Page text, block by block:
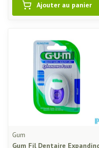
Ajouter au panier
Gum
Gum Fil Dentaire